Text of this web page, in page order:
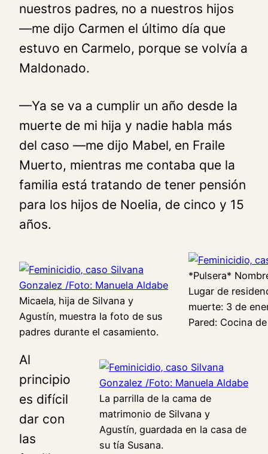
nuestros padres‚ no a nuestros hijos
—me dijo Carmen el último día que
estuvo en Carmelo, porque se volvía a
Maldonado.
—Ya se va a cumplir un año desde la
muerte de mi hija y nadie habla más
del caso —me dijo Mabel‚ en Fraile
Muerto, mientras me contaba que la
familia está tratando de tener pensión
para los hijos de Noelia, de cinco y 15
años.
Micaela‚ hija de Silvana y
Agustín‚ muestra la foto de sus
padres durante el casamiento.
La parrilla de la cama de
matrimonio de Silvana y
Agustín‚ guardada en la casa de
su tía Susana.
*Pulsera*
Lugar de
muerte: 3 de
Pared: Cocina
Al
principio
es difícil
dar con
las